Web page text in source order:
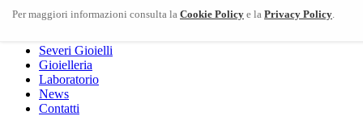
Dodo
Severi Gioielli
Gioielleria
Laboratorio
News
Contatti
Per maggiori informazioni consulta la Cookie Policy e la Privacy Policy.